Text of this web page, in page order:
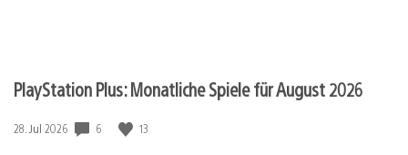
PlayStation Plus: Monatliche Spiele für August 2026
Veröffentlichungsdatum:
28. Jul 2026 6 13